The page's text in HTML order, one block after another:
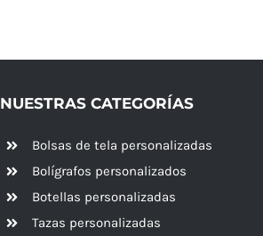
NUESTRAS CATEGORÍAS
Bolsas de tela personalizadas
Bolígrafos personalizados
Botellas personalizadas
Tazas personalizadas